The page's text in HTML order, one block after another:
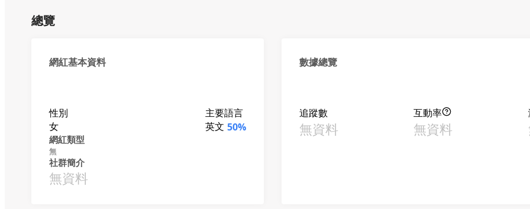
總覽
網紅基本資料
性別
女
主要語言
英文 50%
網紅類型
無
社群簡介
無資料
數據總覽
追蹤數
無資料
互動率
無資料